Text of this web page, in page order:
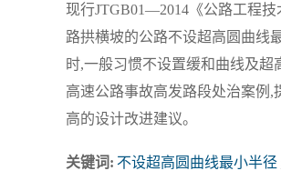
现行JTGB01—2014《公路工程
路拱横坡的公路不设超高圆曲线
时,一般习惯不设置缓和曲线及
高速公路事故高发路段处治案例
高的设计改进建议。
关键词: 不设超高圆曲线最小半径